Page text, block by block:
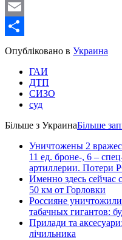
WordPress
Email
Share
Опубліковано в Украина
ГАИ
ДТП
СИЗО
суд
Більше з УкраинаБільше
Уничтожены 2
11 ед. броне-, 6 –
артиллерии. Потери
Именно здесь сейчас
50 км от Горловки
Россияне
табачных гигантов:
Прилади та
лічильника